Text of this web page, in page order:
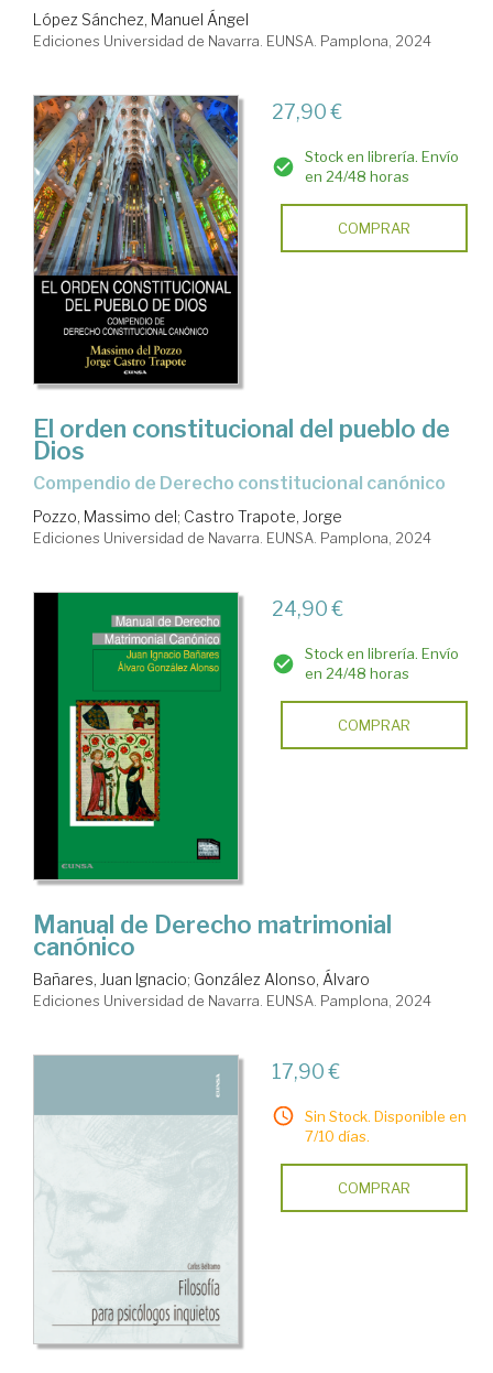
López Sánchez, Manuel Ángel
Ediciones Universidad de Navarra. EUNSA. Pamplona, 2024
27,90 €
Stock en librería. Envío
en 24/48 horas
COMPRAR
El orden constitucional del pueblo de
Dios
Compendio de Derecho constitucional canónico
Pozzo, Massimo del; Castro Trapote, Jorge
Ediciones Universidad de Navarra. EUNSA. Pamplona, 2024
24,90 €
Stock en librería. Envío
en 24/48 horas
COMPRAR
Manual de Derecho matrimonial
canónico
Bañares, Juan Ignacio; González Alonso, Álvaro
Ediciones Universidad de Navarra. EUNSA. Pamplona, 2024
17,90 €
Sin Stock. Disponible en
7/10 días.
COMPRAR